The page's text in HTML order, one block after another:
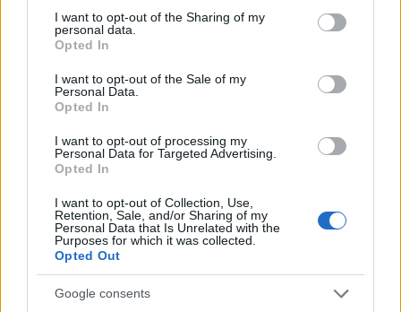
not limited to your visit or usage behaviour. You may click to
grant or deny consent to Google and its third-party tags to
use your data for below specified purposes in below Google
consent section.
I want to opt-out of the Sharing of my
personal data.
Opted In
I want to opt-out of the Sale of my
Personal Data.
Opted In
I want to opt-out of processing my
Personal Data for Targeted Advertising.
Opted In
I want to opt-out of Collection, Use,
Retention, Sale, and/or Sharing of my
Personal Data that Is Unrelated with the
Purposes for which it was collected.
Opted Out
Google consents
F
a
ce
b
o
o
k
T
w
it
te
r
Pi
te
re
st
W
at
A
p
p
S
a
Articolo precedente
NOTIZIE RECENTI
Le previsioni meteo per il weekend a Olbia e in
Gallura